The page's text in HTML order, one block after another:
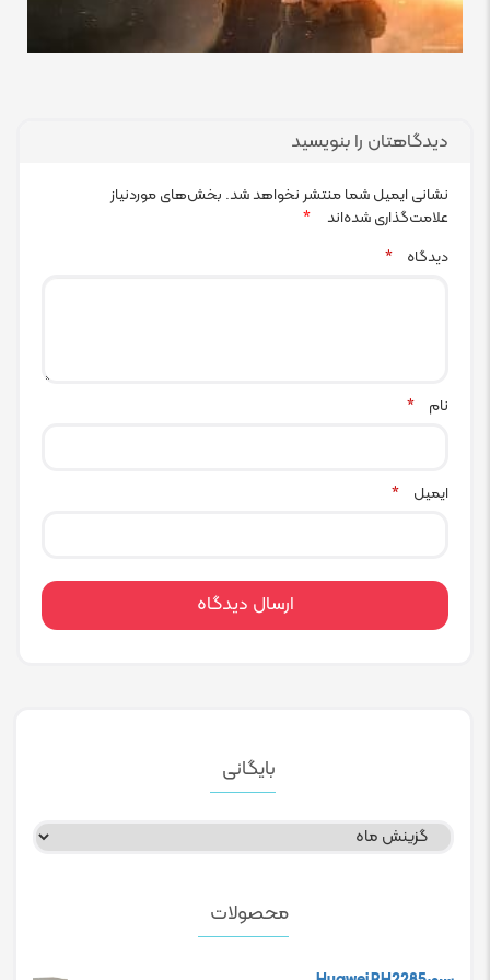
دیدگاهتان را بنویسید
نشانی ایمیل شما منتشر نخواهد شد. بخش‌های موردنیاز
علامت‌گذاری شده‌اند
*
دیدگاه
*
نام *
ایمیل *
بایگانی
بایگانی
محصولات